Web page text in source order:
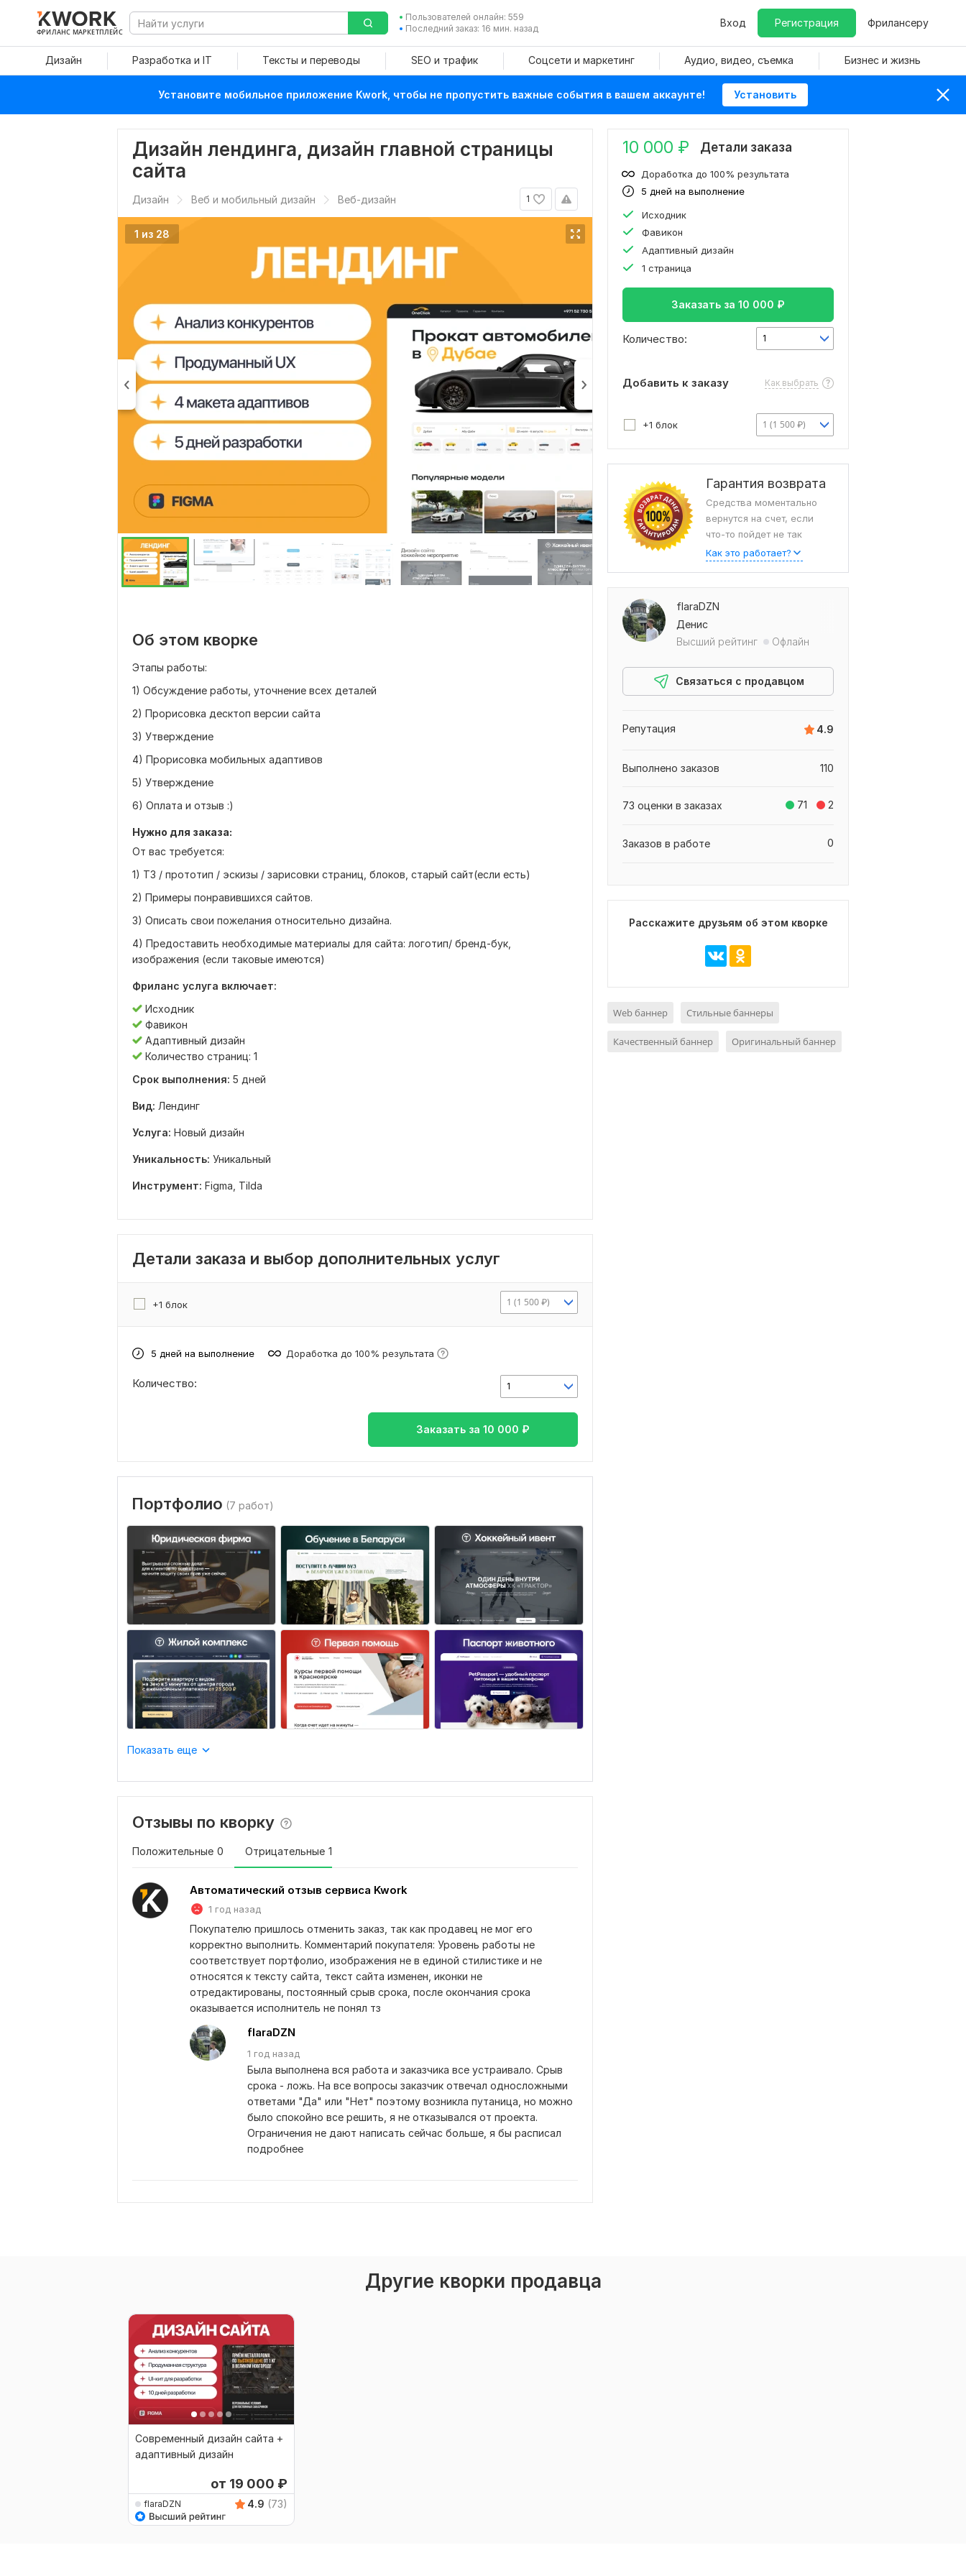
ФРИЛАНС МАРКЕТПЛЕЙС
Пользователей онлайн: 559
Последний заказ: 16 мин. назад
Вход Регистрация Фрилансеру
Дизайн Разработка и IT Тексты и переводы SEO и трафик Соцсети и маркетинг Аудио, видео, съемка Бизнес и жизнь
Установите мобильное приложение Kwork, чтобы не пропустить важные события в вашем аккаунте! Установить
Дизайн лендинга, дизайн главной страницы
сайта
1
Дизайн Веб и мобильный дизайн Веб-дизайн
1 из 28
Об этом кворке
Этапы работы:
1) Обсуждение работы, уточнение всех деталей
2) Прорисовка десктоп версии сайта
3) Утверждение
4) Прорисовка мобильных адаптивов
5) Утверждение
6) Оплата и отзыв :)
Нужно для заказа:
От вас требуется:
1) ТЗ / прототип / эскизы / зарисовки страниц, блоков, старый сайт(если есть)
2) Примеры понравившихся сайтов.
3) Описать свои пожелания относительно дизайна.
4) Предоставить необходимые материалы для сайта: логотип/ бренд-бук,
изображения (если таковые имеются)
Фриланс услуга включает:
Исходник
Фавикон
Адаптивный дизайн
Количество страниц: 1
Срок выполнения: 5 дней
Вид: Лендинг
Услуга: Новый дизайн
Уникальность: Уникальный
Инструмент: Figma, Tilda
Детали заказа и выбор дополнительных услуг
+1 блок 1 (1 500 ₽)
5 дней на выполнение Доработка до 100% результата
1
Количество:
Заказать за 10 000 ₽
Портфолио (7 работ)
Показать еще
Отзывы по кворку
Положительные 0 Отрицательные 1
Автоматический отзыв сервиса Kwork
1 год назад
Покупателю пришлось отменить заказ, так как продавец не мог его
корректно выполнить. Комментарий покупателя: Уровень работы не
соответствует портфолио, изображения не в единой стилистике и не
относятся к тексту сайта, текст сайта изменен, иконки не
отредактированы, постоянный срыв срока, после окончания срока
оказывается исполнитель не понял тз﻿
flaraDZN
1 год назад
Была выполнена вся работа и заказчика все устраивало. Срыв
срока - ложь. На все вопросы заказчик отвечал односложными
ответами "Да" или "Нет" поэтому возникла путаница, но можно
было спокойно все решить, я не отказывался от проекта.
Ограничения не дают написать сейчас больше, я бы расписал
подробнее
10 000 ₽ Детали заказа
5 дней на выполнение
Доработка до 100% результата
Исходник
Фавикон
Адаптивный дизайн
1 страница
Заказать за 10 000 ₽
Количество: 1
Добавить к заказу Как выбрать
+1 блок 1 (1 500 ₽)
Гарантия возврата
Средства моментально
вернутся на счет, если
что-то пойдет не так
Как это работает?
flaraDZN
Денис
Высший рейтинг
Офлайн
Связаться с продавцом
4.9
Репутация
110
Выполнено заказов
71 2
73 оценки в заказах
0
Заказов в работе
Расскажите друзьям об этом кворке
Web баннер Стильные баннеры
Качественный баннер Оригинальный баннер
Другие кворки продавца
Современный дизайн сайта +
адаптивный дизайн
от 19 000 ₽
flaraDZN 4.9 (73)